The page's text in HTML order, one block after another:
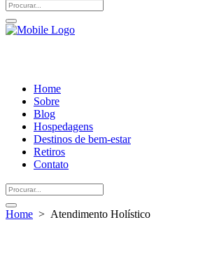
Home
Sobre
Blog
Hospedagens
Destinos de bem-estar
Retiros
Contato
Home > Atendimento Holístico